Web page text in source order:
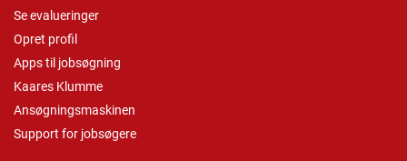
Se evalueringer
Opret profil
Apps til jobsøgning
Kaares Klumme
Ansøgningsmaskinen
Support for jobsøgere